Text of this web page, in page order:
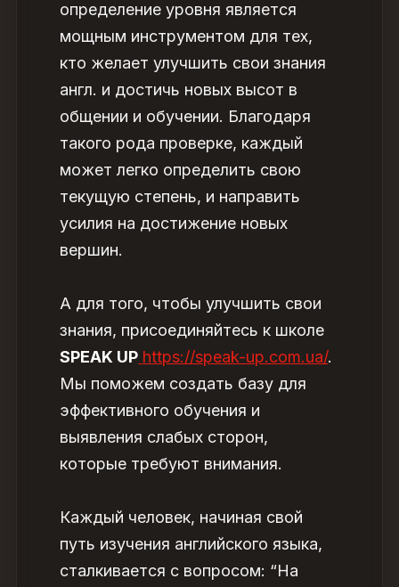
определение уровня является
мощным инструментом для тех,
кто желает улучшить свои знания
англ. и достичь новых высот в
общении и обучении. Благодаря
такого рода проверке, каждый
может легко определить свою
текущую степень, и направить
усилия на достижение новых
вершин.
А для того, чтобы улучшить свои
знания, присоединяйтесь к школе
SPEAK UP https://speak-up.com.ua/.
Мы поможем создать базу для
эффективного обучения и
выявления слабых сторон,
которые требуют внимания.
Каждый человек, начиная свой
путь изучения английского языка,
сталкивается с вопросом: “На